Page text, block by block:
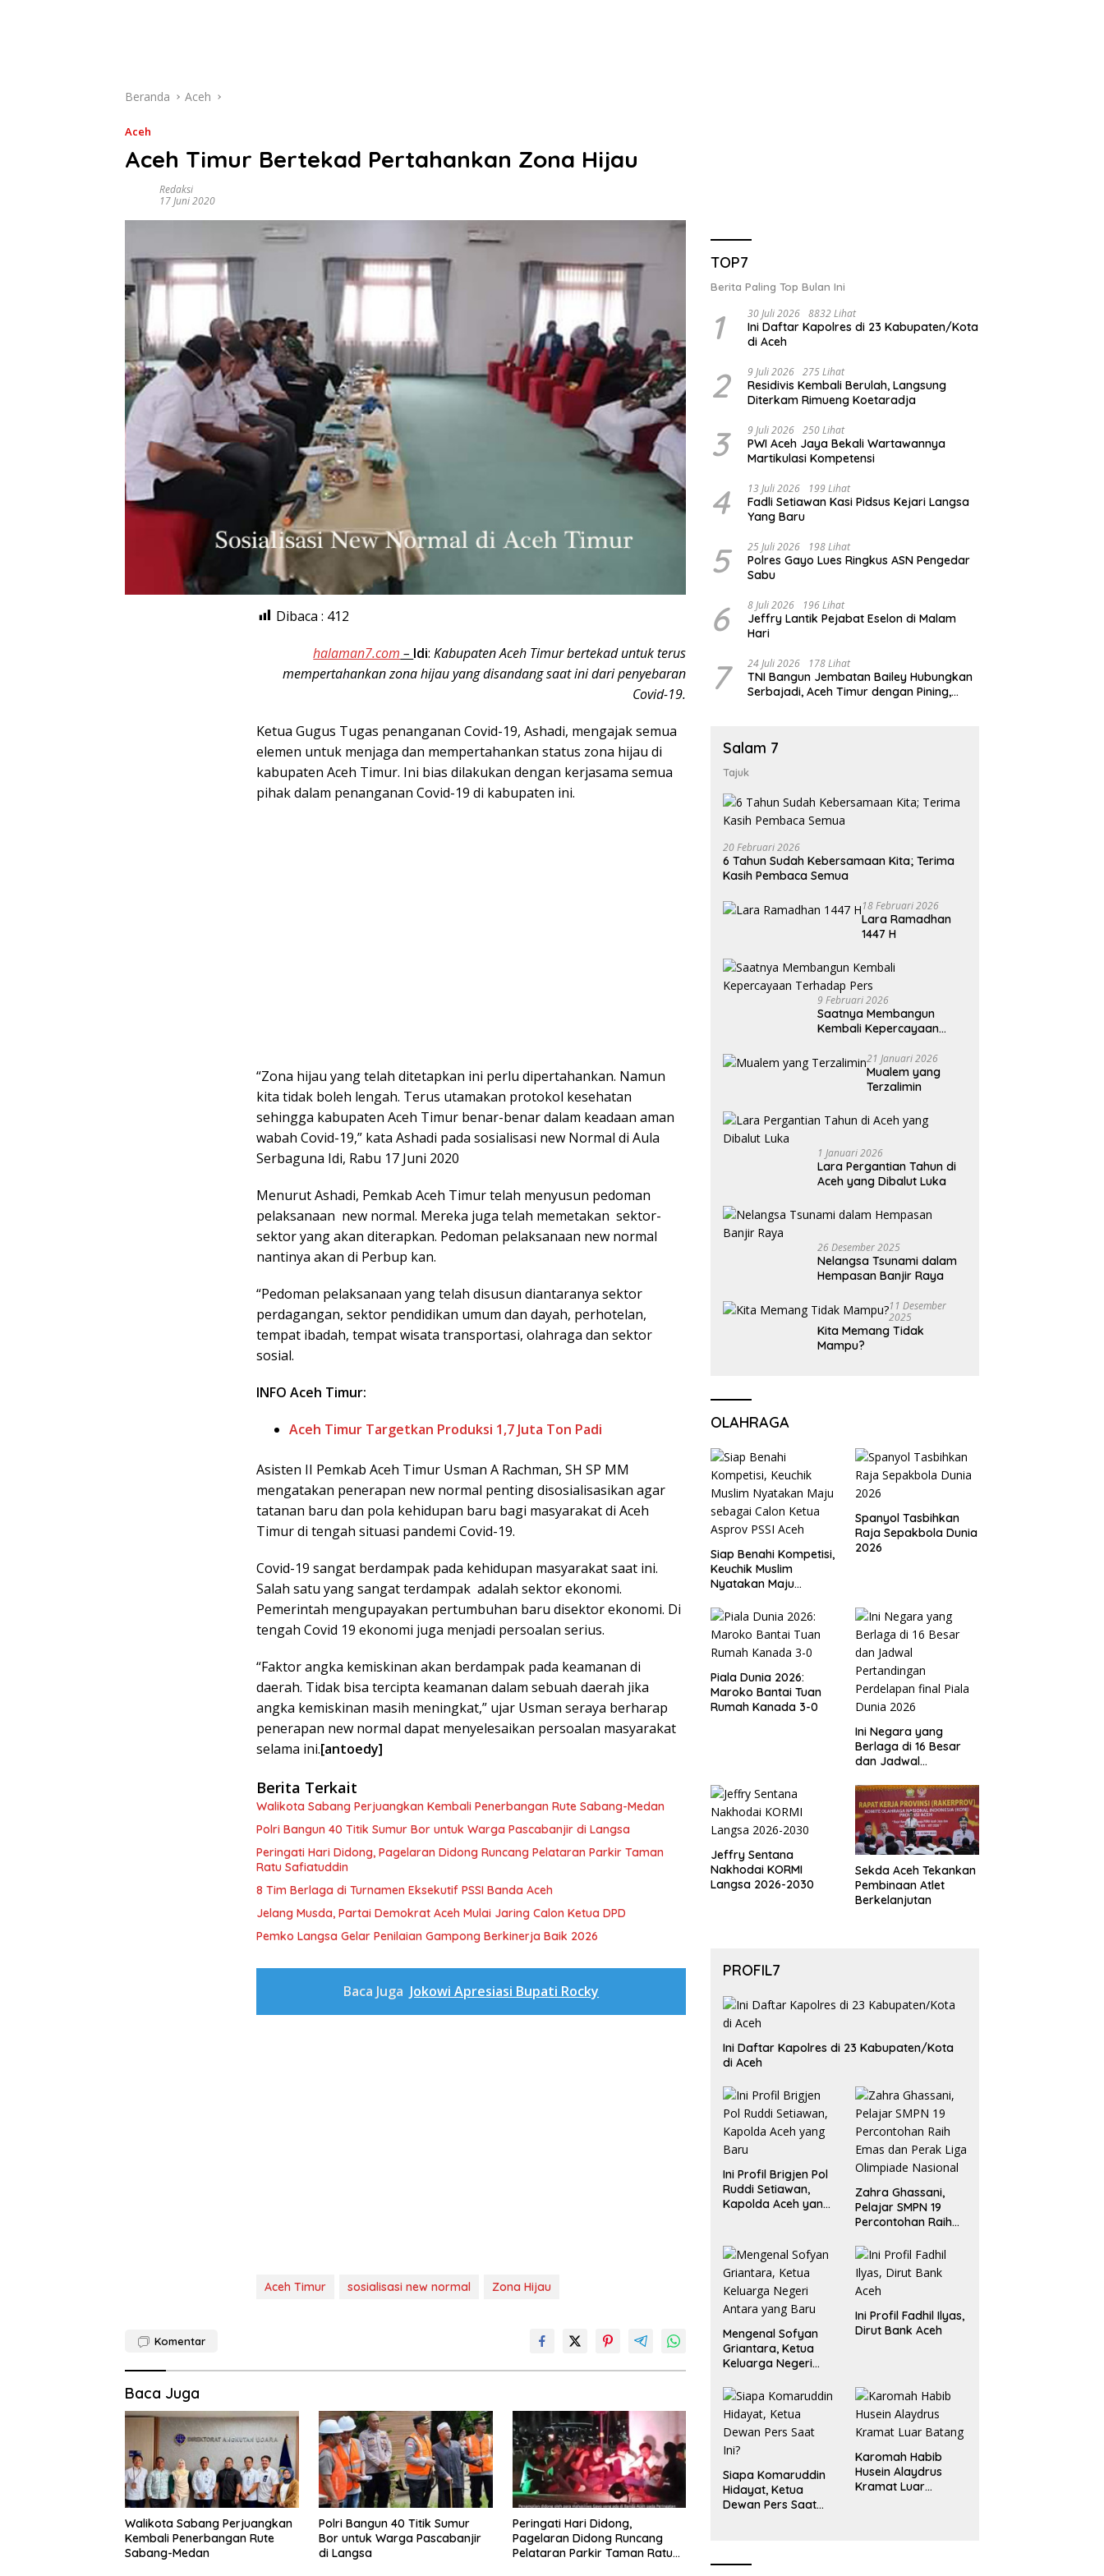
Beranda Aceh
Aceh
Aceh Timur Bertekad Pertahankan Zona Hijau
Redaksi
17 Juni 2020
Dibaca : 412
halaman7.com – Idi:Kabupaten Aceh Timur bertekad untuk terus
mempertahankan zona hijau yang disandang saat ini dari penyebaran
Covid-19.
Ketua Gugus Tugas penanganan Covid-19, Ashadi, mengajak semua
elemen untuk menjaga dan mempertahankan status zona hijau di
kabupaten Aceh Timur. Ini bias dilakukan dengan kerjasama semua
pihak dalam penanganan Covid-19 di kabupaten ini.
“Zona hijau yang telah ditetapkan ini perlu dipertahankan. Namun
kita tidak boleh lengah. Terus utamakan protokol kesehatan
sehingga kabupaten Aceh Timur benar-benar dalam keadaan aman
wabah Covid-19,” kata Ashadi pada sosialisasi new Normal di Aula
Serbaguna Idi, Rabu 17 Juni 2020
Menurut Ashadi, Pemkab Aceh Timur telah menyusun pedoman
pelaksanaan new normal. Mereka juga telah memetakan sektor-
sektor yang akan diterapkan. Pedoman pelaksanaan new normal
nantinya akan di Perbup kan.
“Pedoman pelaksanaan yang telah disusun diantaranya sektor
perdagangan, sektor pendidikan umum dan dayah, perhotelan,
tempat ibadah, tempat wisata transportasi, olahraga dan sektor
sosial.
INFO Aceh Timur:
Aceh Timur Targetkan Produksi 1,7 Juta Ton Padi
Asisten II Pemkab Aceh Timur Usman A Rachman, SH SP MM
mengatakan penerapan new normal penting disosialisasikan agar
tatanan baru dan pola kehidupan baru bagi masyarakat di Aceh
Timur di tengah situasi pandemi Covid-19.
Covid-19 sangat berdampak pada kehidupan masyarakat saat ini.
Salah satu yang sangat terdampak adalah sektor ekonomi.
Pemerintah mengupayakan pertumbuhan baru disektor ekonomi. Di
tengah Covid 19 ekonomi juga menjadi persoalan serius.
“Faktor angka kemiskinan akan berdampak pada keamanan di
daerah. Tidak bisa tercipta keamanan dalam sebuah daerah jika
angka kemiskinan masih meningkat,” ujar Usman seraya berharap
penerapan new normal dapat menyelesaikan persoalan masyarakat
selama ini.[antoedy]
Berita Terkait
Walikota Sabang Perjuangkan Kembali Penerbangan Rute Sabang-Medan
Polri Bangun 40 Titik Sumur Bor untuk Warga Pascabanjir di Langsa
Peringati Hari Didong, Pagelaran Didong Runcang Pelataran Parkir Taman
Ratu Safiatuddin
8 Tim Berlaga di Turnamen Eksekutif PSSI Banda Aceh
Jelang Musda, Partai Demokrat Aceh Mulai Jaring Calon Ketua DPD
Pemko Langsa Gelar Penilaian Gampong Berkinerja Baik 2026
Baca Juga Jokowi Apresiasi Bupati Rocky
Aceh Timur sosialisasi new normal Zona Hijau
Komentar
Baca Juga
Walikota Sabang Perjuangkan
Kembali Penerbangan Rute
Sabang-Medan
Polri Bangun 40 Titik Sumur
Bor untuk Warga Pascabanjir
di Langsa
Peringati Hari Didong,
Pagelaran Didong Runcang
Pelataran Parkir Taman Ratu
TOP7
Berita Paling Top Bulan Ini
1 30 Juli 2026 8832 Lihat
Ini Daftar Kapolres di 23 Kabupaten/Kota
di Aceh
2 9 Juli 2026 275 Lihat
Residivis Kembali Berulah, Langsung
Diterkam Rimueng Koetaradja
3 9 Juli 2026 250 Lihat
PWI Aceh Jaya Bekali Wartawannya
Martikulasi Kompetensi
4 13 Juli 2026 199 Lihat
Fadli Setiawan Kasi Pidsus Kejari Langsa
Yang Baru
5 25 Juli 2026 198 Lihat
Polres Gayo Lues Ringkus ASN Pengedar
Sabu
6 8 Juli 2026 196 Lihat
Jeffry Lantik Pejabat Eselon di Malam
Hari
7 24 Juli 2026 178 Lihat
TNI Bangun Jembatan Bailey Hubungkan
Serbajadi, Aceh Timur dengan Pining,
Salam 7
Tajuk
20 Februari 2026
6 Tahun Sudah Kebersamaan Kita; Terima
Kasih Pembaca Semua
18 Februari 2026
Lara Ramadhan
1447 H
9 Februari 2026
Saatnya Membangun
Kembali Kepercayaan
21 Januari 2026
Mualem yang
Terzalimin
1 Januari 2026
Lara Pergantian Tahun di
Aceh yang Dibalut Luka
26 Desember 2025
Nelangsa Tsunami dalam
Hempasan Banjir Raya
11 Desember
2025
Kita Memang Tidak
Mampu?
OLAHRAGA
Siap Benahi Kompetisi,
Keuchik Muslim
Nyatakan Maju
Asprov PSSI Aceh
Spanyol Tasbihkan
Raja Sepakbola Dunia
2026
Piala Dunia 2026:
Maroko Bantai Tuan
Rumah Kanada 3-0
Ini Negara yang
Berlaga di 16 Besar
dan Jadwal
Perdelapan final Piala
Dunia 2026
Jeffry Sentana
Nakhodai KORMI
Langsa 2026-2030
Sekda Aceh Tekankan
Pembinaan Atlet
Berkelanjutan
PROFIL7
Ini Daftar Kapolres di 23 Kabupaten/Kota
di Aceh
Ini Profil Brigjen Pol
Ruddi Setiawan,
Kapolda Aceh yang
Zahra Ghassani,
Pelajar SMPN 19
Percontohan Raih
Liga Olimpiade
Nasional
Mengenal Sofyan
Griantara, Ketua
Keluarga Negeri
Ini Profil Fadhil Ilyas,
Dirut Bank Aceh
Siapa Komaruddin
Hidayat, Ketua
Dewan Pers Saat
Karomah Habib
Husein Alaydrus
Kramat Luar